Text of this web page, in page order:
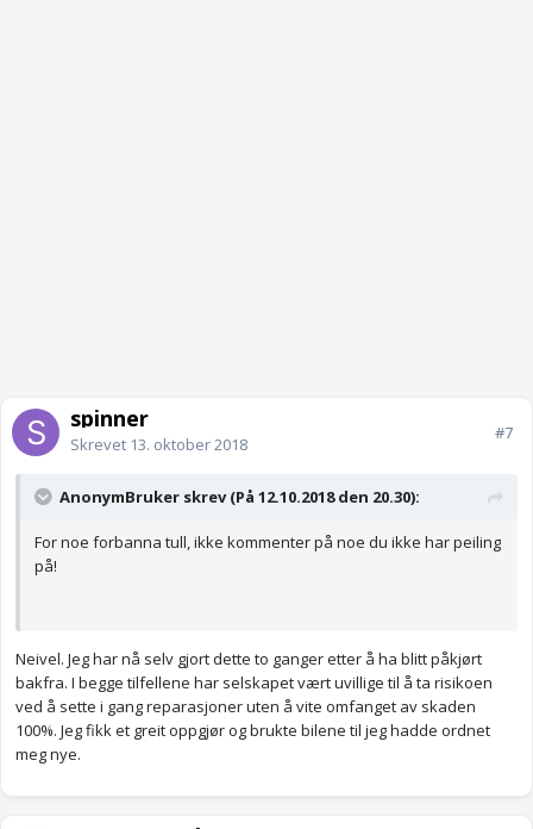
spinner
Skrevet 13. oktober 2018
#7
AnonymBruker skrev (På 12.10.2018 den 20.30):
For noe forbanna tull, ikke kommenter på noe du ikke har peiling
på!
Neivel. Jeg har nå selv gjort dette to ganger etter å ha blitt påkjørt
bakfra. I begge tilfellene har selskapet vært uvillige til å ta risikoen
ved å sette i gang reparasjoner uten å vite omfanget av skaden
100%. Jeg fikk et greit oppgjør og brukte bilene til jeg hadde ordnet
meg nye.